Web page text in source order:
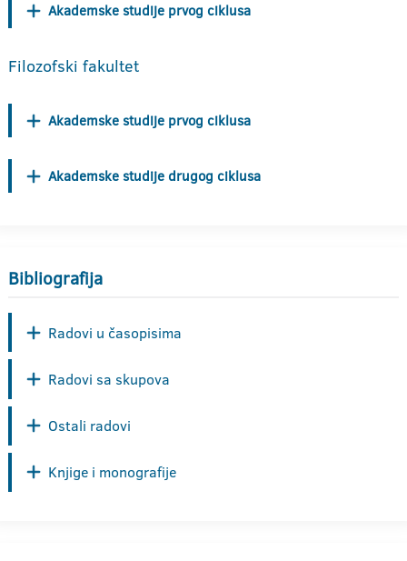
Akademske studije prvog ciklusa
Filozofski fakultet
Akademske studije prvog ciklusa
Akademske studije drugog ciklusa
Bibliografija
Radovi u časopisima
Radovi sa skupova
Ostali radovi
Knjige i monografije